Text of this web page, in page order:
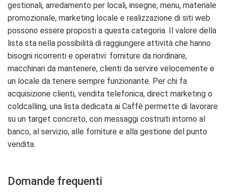
gestionali, arredamento per locali, insegne, menu, materiale
promozionale, marketing locale e realizzazione di siti web
possono essere proposti a questa categoria. Il valore della
lista sta nella possibilità di raggiungere attività che hanno
bisogni ricorrenti e operativi: forniture da riordinare,
macchinari da mantenere, clienti da servire velocemente e
un locale da tenere sempre funzionante. Per chi fa
acquisizione clienti, vendita telefonica, direct marketing o
coldcalling, una lista dedicata ai Caffè permette di lavorare
su un target concreto, con messaggi costruiti intorno al
banco, al servizio, alle forniture e alla gestione del punto
vendita.
Domande frequenti